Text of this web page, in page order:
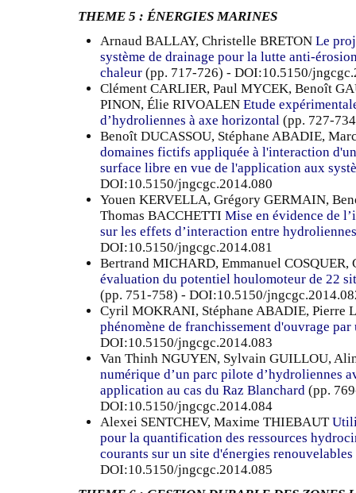
THEME 5 : ÉNERGIES MARINES
Arnaud BALLAY, Christelle BRETON Le
système de drainage pour la lutte anti-
chaleur (pp. 717-726) - DOI:10.5150/
Clément CARLIER, Paul MYCEK, Benoît
PINON, Élie RIVOALEN Etude
d’hydroliennes à axe horizontal (pp. 727-
Benoît DUCASSOU, Stéphane ABADIE,
domaines fictifs appliquée à l'interaction
surface libre en vue de l'application aux
DOI:10.5150/jngcgc.2014.080
Youen KERVELLA, Grégory GERMAIN,
Thomas BACCHETTI Mise en évidence de
sur les effets d’interaction entre hydroliennes
DOI:10.5150/jngcgc.2014.081
Bertrand MICHARD, Emmanuel COSQUER,
évaluation du potentiel houlomoteur de 22
(pp. 751-758) - DOI:10.5150/
Cyril MOKRANI, Stéphane ABADIE, Pierre
phénomène de franchissement d'ouvrage
DOI:10.5150/jngcgc.2014.083
Van Thinh NGUYEN, Sylvain GUILLOU,
numérique d’un parc pilote d’hydroliennes
application au cas du Raz Blanchard (pp.
DOI:10.5150/jngcgc.2014.084
Alexei SENTCHEV, Maxime THIEBAUT
pour la quantification des ressources
courants sur un site d'énergies
DOI:10.5150/jngcgc.2014.085